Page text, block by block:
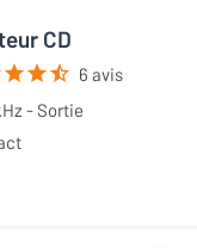
CD
6 avis
- Sortie